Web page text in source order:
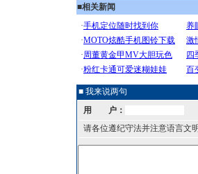
■相关新闻
■ 我来说两句
用 户：
请各位遵纪守法并注意语言文明